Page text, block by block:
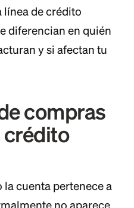
línea de crédito
diferencian en quién
y si afectan tu
compras
crédito
la cuenta pertenece a
no aparece